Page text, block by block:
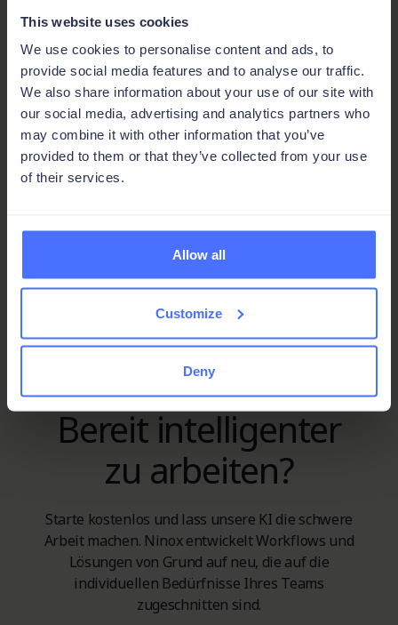
This website uses cookies
We use cookies to personalise content and ads, to
provide social media features and to analyse our traffic.
We also share information about your use of our site with
our social media, advertising and analytics partners who
may combine it with other information that you’ve
provided to them or that they’ve collected from your use
of their services.
Allow all
Customize
Deny
Projektmanagement
Change Management richtig gemacht:
So entwickelst du einen Plan, dem deine
gesamte Organisation folgt
Bereit intelligenter
zu arbeiten?
Starte kostenlos und lass unsere KI die schwere
Arbeit machen. Ninox entwickelt Workflows und
Lösungen von Grund auf neu, die auf die
individuellen Bedürfnisse Ihres Teams
zugeschnitten sind.